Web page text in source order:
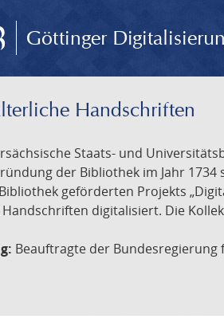
Göttinger
Handschriften
Staats- und
der Bibliothek im Jahr
geförderten Projekts
Handschriften digitalisiert. Die
Beauftragte der